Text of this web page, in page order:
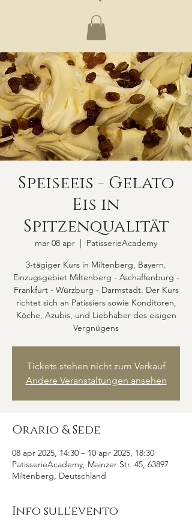
Speiseeis - Gelato
Eis in
Spitzenqualität
mar 08 apr
  |
PatisserieAcademy
3-tägiger Kurs in Miltenberg, Bayern.
Einzugsgebiet Miltenberg - Aschaffenburg -
Frankfurt - Würzburg - Darmstadt. Der Kurs
richtet sich an Patissiers sowie Konditoren,
Köche, Azubis, und Liebhaber des eisigen
Vergnügens
Tickets stehen nicht zum Verkauf
Andere Veranstaltungen ansehen
Orario & Sede
08 apr 2025, 14:30 – 10 apr 2025, 18:30
PatisserieAcademy, Mainzer Str. 45, 63897
Miltenberg, Deutschland
Info sull'evento